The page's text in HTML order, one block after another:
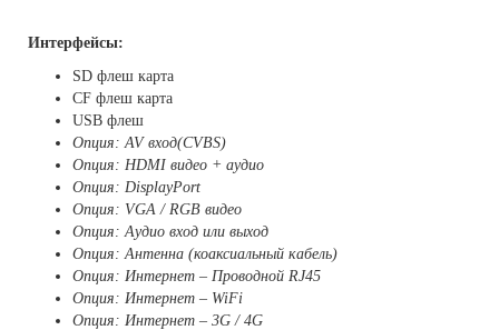
Интерфейсы:
SD флеш карта
CF флеш карта
USB флеш
Опция: AV вход(CVBS)
Опция: HDMI видео + аудио
Опция: DisplayPort
Опция: VGA / RGB видео
Опция: Аудио вход или выход
Опция: Антенна (коаксиальный кабель)
Опция: Интернет – Проводной RJ45
Опция: Интернет – WiFi
Опция: Интернет – 3G / 4G